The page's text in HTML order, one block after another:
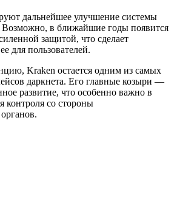
дальнейшее улучшение системы
Возможно, в ближайшие годы появится
защитой, что сделает
для пользователей.
Kraken остается одним из самых
даркнета. Его главные козыри —
развитие, что особенно важно в
контроля со стороны